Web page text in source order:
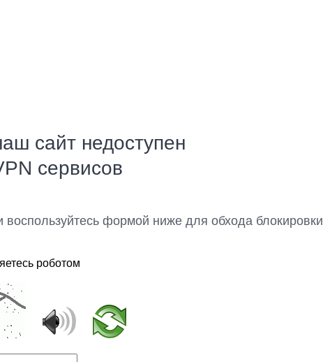
сайт недоступен
сервисов
формой ниже для обхода блокировки
роботом